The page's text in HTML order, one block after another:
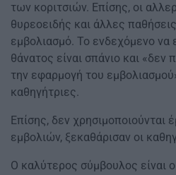
των κοριτσιών. Επίσης, οι
θυρεοειδής και άλλες
εμβολιασμό. Το ενδεχόμενο να
θάνατος είναι σπάνιο και «δεν
την εφαρμογή του
καθηγήτριες.
Επίσης, δεν χρησιμοποιούνται
εμβολιών, ξεκαθάρισαν οι
Ο καλύτερος σύμβουλος είναι